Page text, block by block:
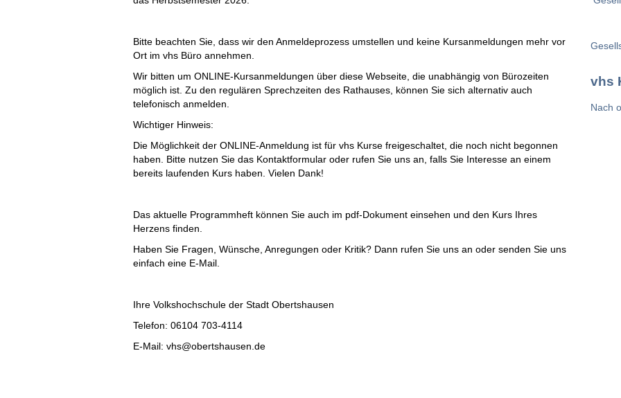
Bitte beachten Sie, dass wir den Anmeldeprozess umstellen und keine Kursanmeldungen mehr vor
Ort im vhs Büro annehmen.
Wir bitten um ONLINE-Kursanmeldungen über diese Webseite, die unabhängig von Bürozeiten
möglich ist. Zu den regulären Sprechzeiten des Rathauses, können Sie sich alternativ auch
telefonisch anmelden.
Wichtiger Hinweis:
Die Möglichkeit der ONLINE-Anmeldung ist für vhs Kurse freigeschaltet, die noch nicht begonnen
haben. Bitte nutzen Sie das Kontaktformular oder rufen Sie uns an, falls Sie Interesse an einem
bereits laufenden Kurs haben. Vielen Dank!
Das aktuelle Programmheft können Sie auch im pdf-Dokument einsehen und den Kurs Ihres
Herzens finden.
Haben Sie Fragen, Wünsche, Anregungen oder Kritik? Dann rufen Sie uns an oder senden Sie uns
einfach eine E-Mail.
Ihre Volkshochschule der Stadt Obertshausen
Telefon: 06104 703-4114
E-Mail: vhs@obertshausen.de
vhs
Nach